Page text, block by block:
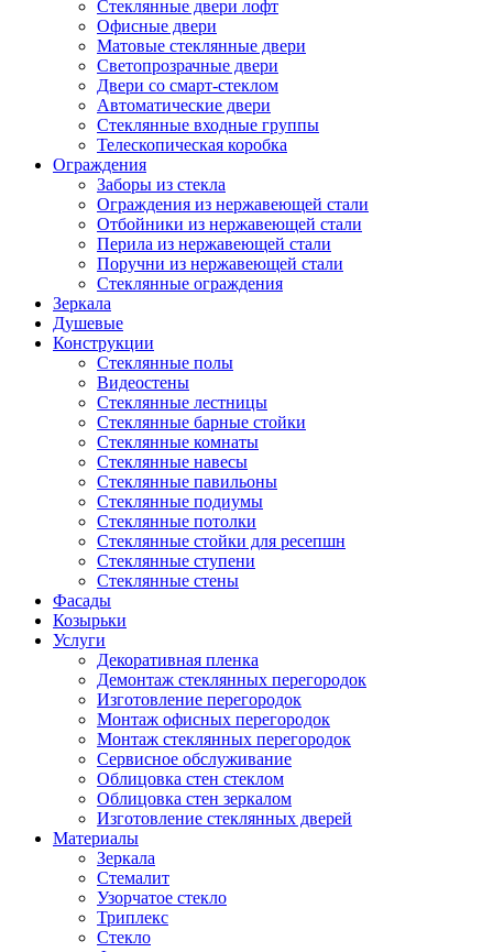
Стеклянные двери лофт
Офисные двери
Матовые стеклянные двери
Светопрозрачные двери
Двери со смарт-стеклом
Автоматические двери
Стеклянные входные группы
Телескопическая коробка
Ограждения
Заборы из стекла
Ограждения из нержавеющей стали
Отбойники из нержавеющей стали
Перила из нержавеющей стали
Поручни из нержавеющей стали
Стеклянные ограждения
Зеркала
Душевые
Конструкции
Стеклянные полы
Видеостены
Стеклянные лестницы
Стеклянные барные стойки
Стеклянные комнаты
Стеклянные навесы
Стеклянные павильоны
Стеклянные подиумы
Стеклянные потолки
Стеклянные стойки для ресепшн
Стеклянные ступени
Стеклянные стены
Фасады
Козырьки
Услуги
Декоративная пленка
Демонтаж стеклянных перегородок
Изготовление перегородок
Монтаж офисных перегородок
Монтаж стеклянных перегородок
Сервисное обслуживание
Облицовка стен стеклом
Облицовка стен зеркалом
Изготовление стеклянных дверей
Материалы
Зеркала
Стемалит
Узорчатое стекло
Триплекс
Стекло